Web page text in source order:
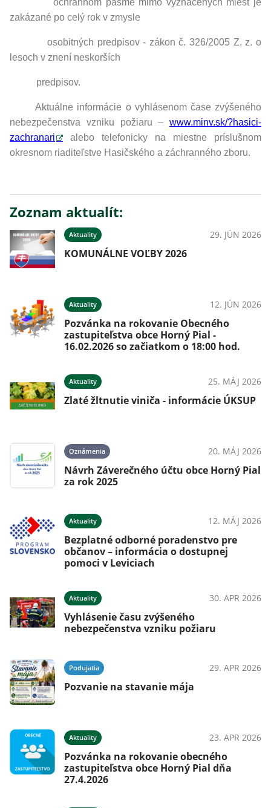
ochrannom pásme mimo vyznačených miest je
zakázané po celý rok v zmysle
osobitných predpisov - zákon č. 326/2005 Z. z. o
lesoch v znení neskorších
predpisov.
Aktuálne informácie o vyhlásenom čase zvýšeného
nebezpečenstva vzniku požiaru – www.minv.sk/?hasici-
zachranari
alebo telefonicky na miestne príslušnom
okresnom riaditeľstve Hasičského a záchranného zboru.
Zoznam aktualít:
Aktuality 29. JÚN 2026
KOMUNÁLNE VOĽBY 2026
Aktuality 12. JÚN 2026
Pozvánka na rokovanie Obecného
zastupiteľstva obce Horný Pial -
16.02.2026 so začiatkom o 18:00 hod.
Aktuality 25. MÁJ 2026
Zlaté žltnutie viniča - informácie ÚKSUP
Oznámenia 20. MÁJ 2026
Návrh Záverečného účtu obce Horný Pial
za rok 2025
Aktuality 12. MÁJ 2026
Bezplatné odborné poradenstvo pre
občanov – informácia o dostupnej
pomoci v Leviciach
Aktuality 30. APR 2026
Vyhlásenie času zvýšeného
nebezpečenstva vzniku požiaru
Podujatia 29. APR 2026
Pozvanie na stavanie mája
Aktuality 23. APR 2026
Pozvánka na rokovanie obecného
zastupiteľstva obce Horný Pial dňa
27.4.2026